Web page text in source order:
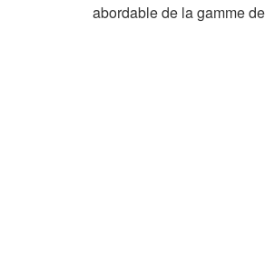
abordable de la gamme